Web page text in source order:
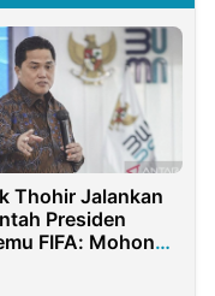
Thohir Jalankan
Presiden
FIFA: Mohon